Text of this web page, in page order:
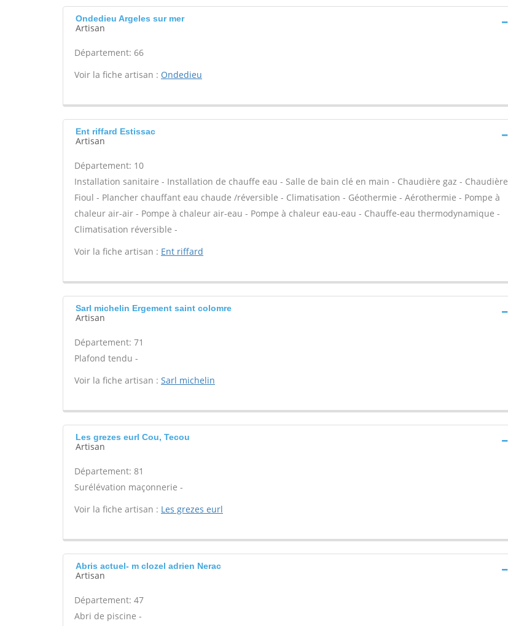
Ondedieu Argeles sur mer
Artisan
Département: 66
Voir la fiche artisan : Ondedieu
Ent riffard Estissac
Artisan
Département: 10
Installation sanitaire - Installation de chauffe eau - Salle de bain clé en main - Chaudière gaz - Chaudière
Fioul - Plancher chauffant eau chaude /réversible - Climatisation - Géothermie - Aérothermie - Pompe à
chaleur air-air - Pompe à chaleur air-eau - Pompe à chaleur eau-eau - Chauffe-eau thermodynamique -
Climatisation réversible -
Voir la fiche artisan : Ent riffard
Sarl michelin Ergement saint colomre
Artisan
Département: 71
Plafond tendu -
Voir la fiche artisan : Sarl michelin
Les grezes eurl Cou, Tecou
Artisan
Département: 81
Surélévation maçonnerie -
Voir la fiche artisan : Les grezes eurl
Abris actuel- m clozel adrien Nerac
Artisan
Département: 47
Abri de piscine -